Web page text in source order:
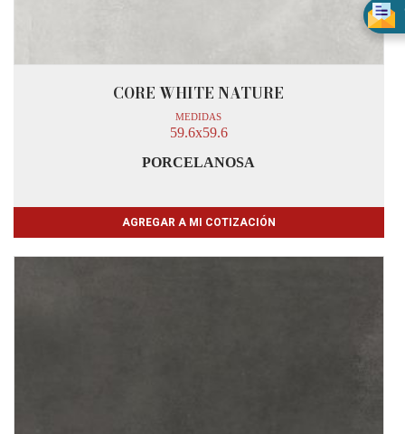
CORE WHITE NATURE
MEDIDAS
59.6x59.6
PORCELANOSA
AGREGAR A MI COTIZACIÓN